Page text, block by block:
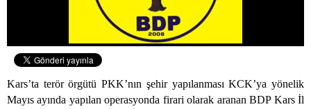
Kars’ta terör örgütü PKK’nın şehir yapılanması KCK’ya yönelik
Mayıs ayında yapılan operasyonda firari olarak aranan BDP Kars İl